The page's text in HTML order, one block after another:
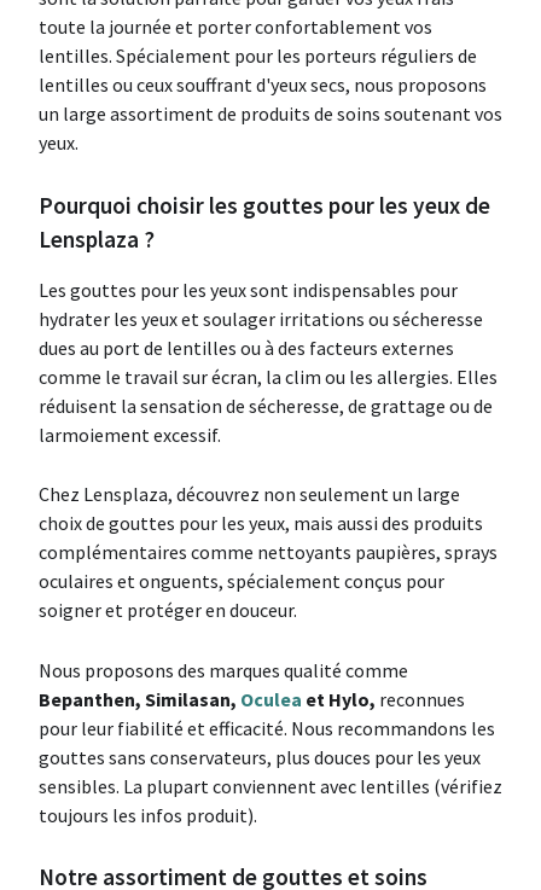
toute la journée et porter confortablement vos
lentilles. Spécialement pour les porteurs réguliers de
lentilles ou ceux souffrant d'yeux secs, nous proposons
un large assortiment de produits de soins soutenant vos
yeux.
Pourquoi choisir les gouttes pour les yeux de
Lensplaza ?
Les gouttes pour les yeux sont indispensables pour
hydrater les yeux et soulager irritations ou sécheresse
dues au port de lentilles ou à des facteurs externes
comme le travail sur écran, la clim ou les allergies. Elles
réduisent la sensation de sécheresse, de grattage ou de
larmoiement excessif.
Chez Lensplaza, découvrez non seulement un large
choix de gouttes pour les yeux, mais aussi des produits
complémentaires comme nettoyants paupières, sprays
oculaires et onguents, spécialement conçus pour
soigner et protéger en douceur.
Nous proposons des marques qualité comme
Bepanthen, Similasan, Oculea et Hylo, reconnues
pour leur fiabilité et efficacité. Nous recommandons les
gouttes sans conservateurs, plus douces pour les yeux
sensibles. La plupart conviennent avec lentilles (vérifiez
toujours les infos produit).
Notre assortiment de gouttes et soins